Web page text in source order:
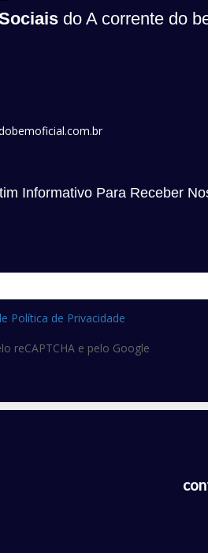
do A corrente do
Informativo Para Receber
Política de Privacidade
reCAPTCHA e pelo Google